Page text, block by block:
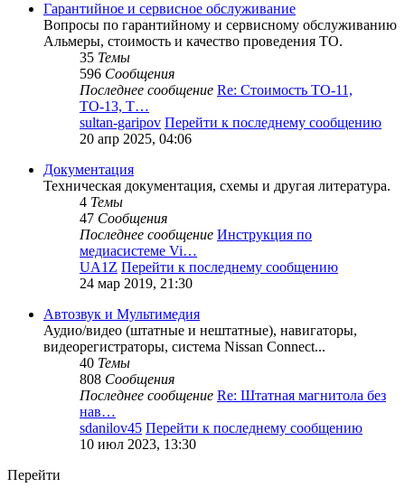
Гарантийное и сервисное обслуживание
Вопросы по гарантийному и сервисному обслуживанию
Альмеры, стоимость и качество проведения ТО.
35 Темы
596 Сообщения
Последнее сообщение Re: Стоимость ТО-11,
ТО-13, Т…
sultan-garipov Перейти к последнему сообщению
20 апр 2025, 04:06
Документация
Техническая документация, схемы и другая литература.
4 Темы
47 Сообщения
Последнее сообщение Инструкция по
медиасистеме Vi…
UA1Z Перейти к последнему сообщению
24 мар 2019, 21:30
Автозвук и Мультимедия
Аудио/видео (штатные и нештатные), навигаторы,
видеорегистраторы, система Nissan Connect...
40 Темы
808 Сообщения
Последнее сообщение Re: Штатная магнитола без
нав…
sdanilov45 Перейти к последнему сообщению
10 июл 2023, 13:30
Перейти